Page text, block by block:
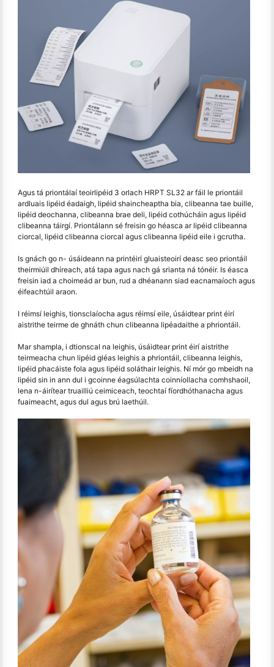
Agus tá priontálaí teoirlipéid 3 orlach HRPT SL32 ar fáil le priontáil
ardluais lipéid éadaigh, lipéid shaincheaptha bia, clibeanna tae buille,
lipéid deochanna, clibeanna brae deli, lipéid cothúcháin agus lipéid
clibeanna táirgí. Priontálann sé freisin go héasca ar lipéid clibeanna
ciorcal, lipéid clibeanna ciorcal agus clibeanna lipéid eile i gcrutha.
Is gnách go n- úsáideann na printéirí gluaisteoirí deasc seo priontáil
theirmiúil dhíreach, atá tapa agus nach gá srianta ná tónéir. Is éasca
freisin iad a choimeád ar bun, rud a dhéanann siad eacnamaíoch agus
éifeachtúil araon.
I réimsí leighis, tionsclaíocha agus réimsí eile, úsáidtear print éirí
aistrithe teirme de ghnáth chun clibeanna lipéadaithe a phriontáil.
Mar shampla, i dtionscal na leighis, úsáidtear print éirí aistrithe
teirmeacha chun lipéid gléas leighis a phriontáil, clibeanna leighis,
lipéid phacáiste fola agus lipéid soláthair leighis. Ní mór go mbeidh na
lipéid sin in ann dul i gcoinne éagsúlachta coinníollacha comhshaoil,
lena n-áirítear truailliú ceimiceach, teochtaí fíordhóthanacha agus
fuaimeacht, agus dul agus brú laethúil.